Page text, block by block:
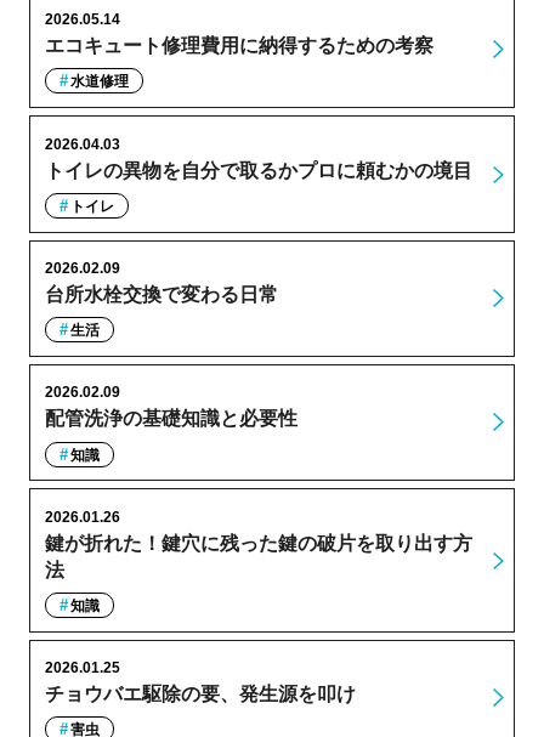
エコキュート修理費用に納得するための考察
2026.05.14
水道修理
トイレの異物を自分で取るかプロに頼むかの境目
2026.04.03
トイレ
台所水栓交換で変わる日常
2026.02.09
生活
配管洗浄の基礎知識と必要性
2026.02.09
知識
鍵が折れた！鍵穴に残った鍵の破片を取り出す方
法
2026.01.26
知識
チョウバエ駆除の要、発生源を叩け
2026.01.25
害虫